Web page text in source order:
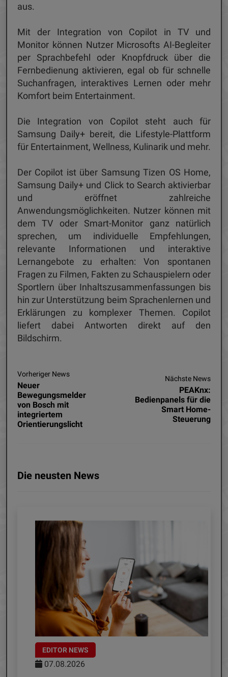
aus.
Mit der Integration von Copilot in TV und
Monitor können Nutzer Microsofts AI-Begleiter
per Sprachbefehl oder Knopfdruck über die
Fernbedienung aktivieren, egal ob für schnelle
Suchanfragen, interaktives Lernen oder mehr
Komfort beim Entertainment.
Die Integration von Copilot steht auch für
Samsung Daily+ bereit, die Lifestyle-Plattform
für Entertainment, Wellness, Kulinarik und mehr.
Der Copilot ist über Samsung Tizen OS Home,
Samsung Daily+ und Click to Search aktivierbar
und eröffnet zahlreiche
Anwendungsmöglichkeiten. Nutzer können mit
dem TV oder Smart-Monitor ganz natürlich
sprechen, um individuelle Empfehlungen,
relevante Informationen und interaktive
Lernangebote zu erhalten: Von spontanen
Fragen zu Filmen, Fakten zu Schauspielern oder
Sportlern über Inhaltszusammenfassungen bis
hin zur Unterstützung beim Sprachenlernen und
Erklärungen zu komplexer Themen. Copilot
liefert dabei Antworten direkt auf den
Bildschirm.
Vorheriger News
Neuer
Bewegungsmelder
von Bosch mit
integriertem
Orientierungslicht
Nächste News
PEAKnx:
Bedienpanels für die
Smart Home-
Steuerung
Die neusten News
EDITOR NEWS
07.08.2026